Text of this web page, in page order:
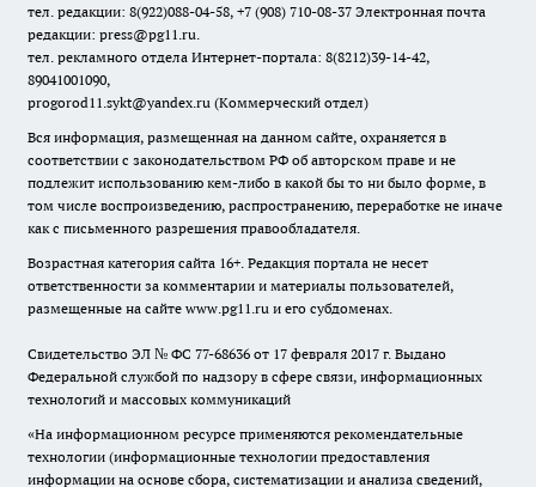
тел. редакции: 8(922)088-04-58, +7 (908) 710-08-37 Электронная почта
редакции: press@pg11.ru.
тел. рекламного отдела Интернет-портала: 8(8212)39-14-42,
89041001090,
progorod11.sykt@yandex.ru (Коммерческий отдел)
Вся информация, размещенная на данном сайте, охраняется в
соответствии с законодательством РФ об авторском праве и не
подлежит использованию кем-либо в какой бы то ни было форме, в
том числе воспроизведению, распространению, переработке не иначе
как с письменного разрешения правообладателя.
Возрастная категория сайта 16+. Редакция портала не несет
ответственности за комментарии и материалы пользователей,
размещенные на сайте www.pg11.ru и его субдоменах.
Свидетельство ЭЛ № ФС 77-68636 от 17 февраля 2017 г. Выдано
Федеральной службой по надзору в сфере связи, информационных
технологий и массовых коммуникаций
«На информационном ресурсе применяются рекомендательные
технологии (информационные технологии предоставления
информации на основе сбора, систематизации и анализа сведений,